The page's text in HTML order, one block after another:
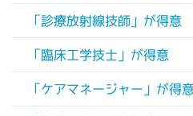
「診療放射線技師」が得意
「臨床工学技士」が得意
「ケアマネージャー」が得意